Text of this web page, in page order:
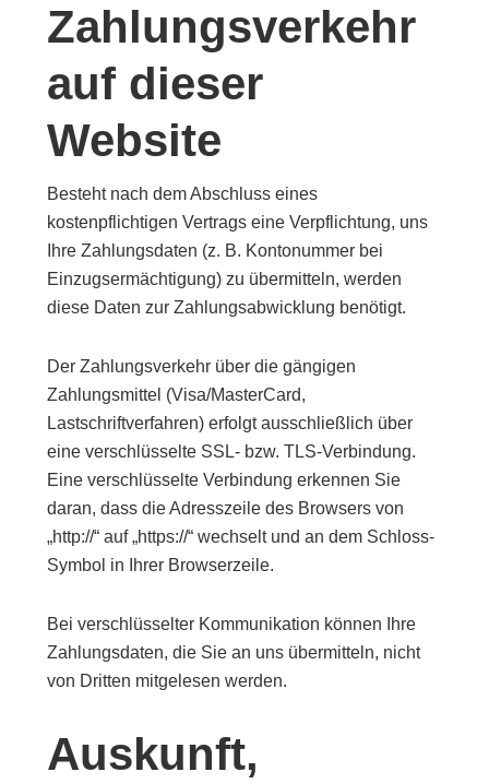
Zahlungsverkehr
auf dieser
Website
Besteht nach dem Abschluss eines
kostenpflichtigen Vertrags eine Verpflichtung, uns
Ihre Zahlungsdaten (z. B. Kontonummer bei
Einzugsermächtigung) zu übermitteln, werden
diese Daten zur Zahlungsabwicklung benötigt.
Der Zahlungsverkehr über die gängigen
Zahlungsmittel (Visa/MasterCard,
Lastschriftverfahren) erfolgt ausschließlich über
eine verschlüsselte SSL- bzw. TLS-Verbindung.
Eine verschlüsselte Verbindung erkennen Sie
daran, dass die Adresszeile des Browsers von
„http://“ auf „https://“ wechselt und an dem Schloss-
Symbol in Ihrer Browserzeile.
Bei verschlüsselter Kommunikation können Ihre
Zahlungsdaten, die Sie an uns übermitteln, nicht
von Dritten mitgelesen werden.
Auskunft,